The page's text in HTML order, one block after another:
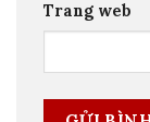
Trang web